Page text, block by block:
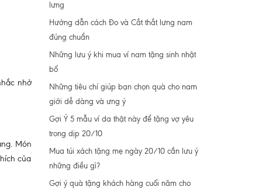
nhở
Món
của
lưng
Hướng dẫn cách Đo và Cắt thắt lưng nam
đúng chuẩn
Những lưu ý khi mua ví nam tặng sinh nhật
bố
Những tiêu chí giúp bạn chọn quà cho nam
giới dễ dàng và ưng ý
Gợi Ý 5 mẫu ví da thật này để tặng vợ yêu
trong dịp 20/10
Mua túi xách tặng mẹ ngày 20/10 cần lưu ý
những điều gì?
Gợi ý quà tặng khách hàng cuối năm cho